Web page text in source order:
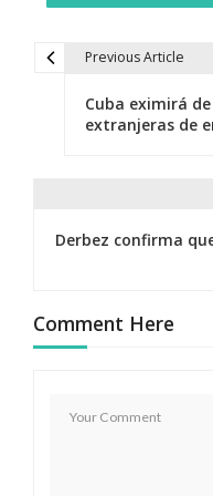
c
i
Previous Article
Cuba eximirá
extranjeras de
Derbez confirma
Comment Here